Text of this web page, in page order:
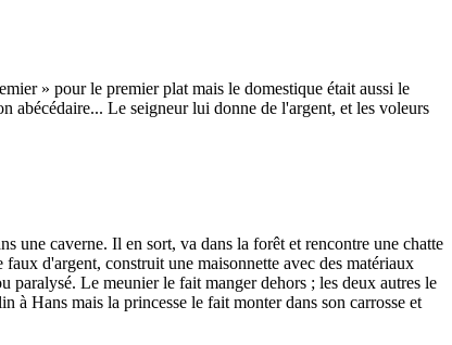
» pour le premier plat mais le domestique était aussi le
abécédaire... Le seigneur lui donne de l'argent, et les voleurs
une caverne. Il en sort, va dans la forêt et rencontre une chatte
d'argent, construit une maisonnette avec des matériaux
paralysé. Le meunier le fait manger dehors ; les deux autres le
à Hans mais la princesse le fait monter dans son carrosse et